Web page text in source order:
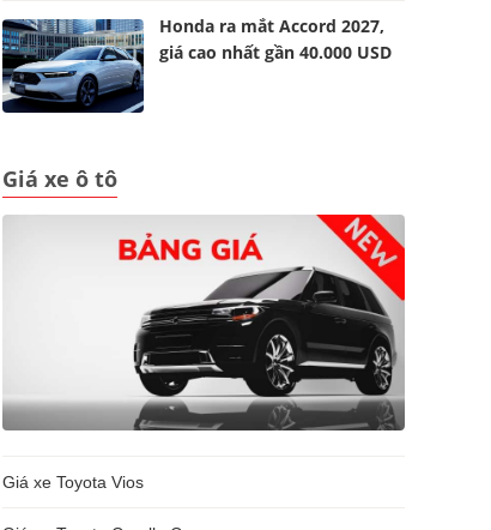
Honda ra mắt Accord 2027,
giá cao nhất gần 40.000 USD
Giá xe ô tô
Giá xe Toyota Vios